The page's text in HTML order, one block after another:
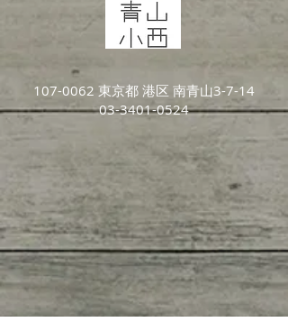
107-0062 東京都 港区 南青山3-7-14
03-3401-0524